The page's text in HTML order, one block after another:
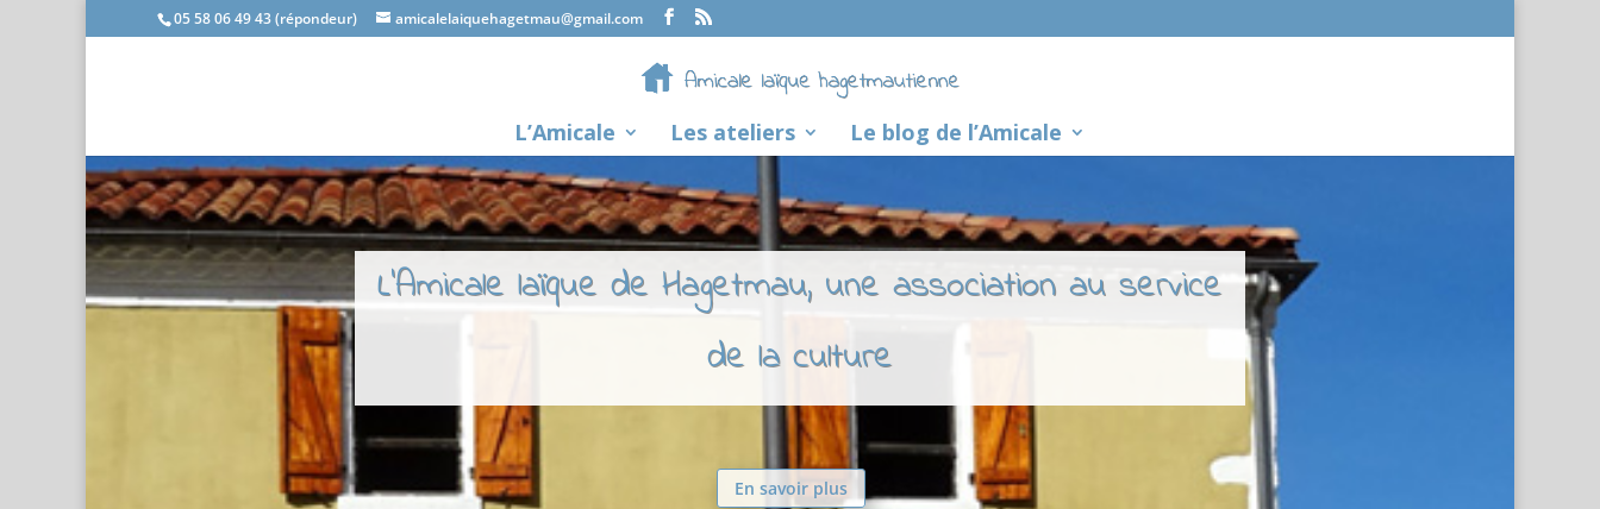
05 58 06 49 43 (répondeur) amicalelaiquehagetmau@gmail.com
L’Amicale Les ateliers Le blog de l’Amicale
L'Amicale laïque de Hagetmau, une association au service
de la culture
En savoir plus